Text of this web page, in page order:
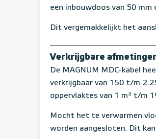
een inbouwdoos van 50 mm
Dit vergemakkelijkt het
Verkrijgbare
De MAGNUM MDC-kabel
verkrijgbaar van 150 t/m
oppervlaktes van 1 m² t/m
Mocht het te verwarmen
worden aangesloten. Dit